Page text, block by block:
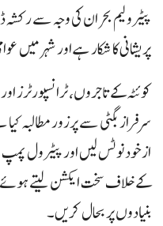
پیٹرولیم بحران کی وجہ سے رکشہ
پریشانی کا شکار ہے اور شہر میں
کوئٹہ کے تاجروں، ٹرانسپورٹرز
سرفراز بگٹی سے پرزور مطالبہ
ازخود نوٹس لیں اور پیٹرول
کے خلاف سخت ایکشن لیتے ہوئے
بنیادوں پر بحال کریں۔